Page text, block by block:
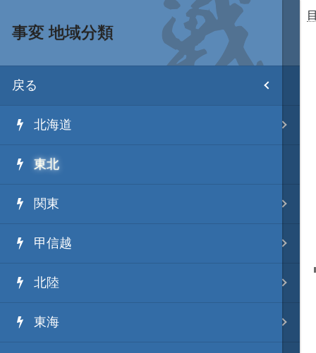
目次
武将 読み一覧
姫 読み一覧
家宝 分類一覧
城 地域分類
合戦 地域分類
事変 地域分類
事変 地域分類
戻る
北海道
東北
関東
甲信越
北陸
東海